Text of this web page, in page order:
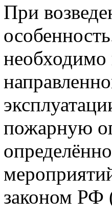
При
необходимо
пожарную
законом